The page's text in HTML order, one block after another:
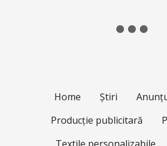
Home Știri
Producție publicitară